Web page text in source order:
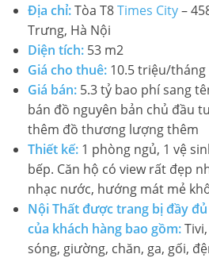
Địa chỉ:Tòa T8Times City–
Trưng, Hà Nội
Diện tích: 53 m2
Giá cho thuê: 10.5 triệu/tháng
Giá bán: 5.3 tỷ bao phí sang
bán đồ nguyên bản chủ đầu
thêm đồ thương lượng thêm
Thiết kế: 1 phòng ngủ, 1 vệ
bếp. Căn hộ có view rất đẹp
nhạc nước, hướng mát mẻ
Nội Thất được trang bị đầy
của khách hàng bao gồm:
sóng, giường, chăn, ga, gối,